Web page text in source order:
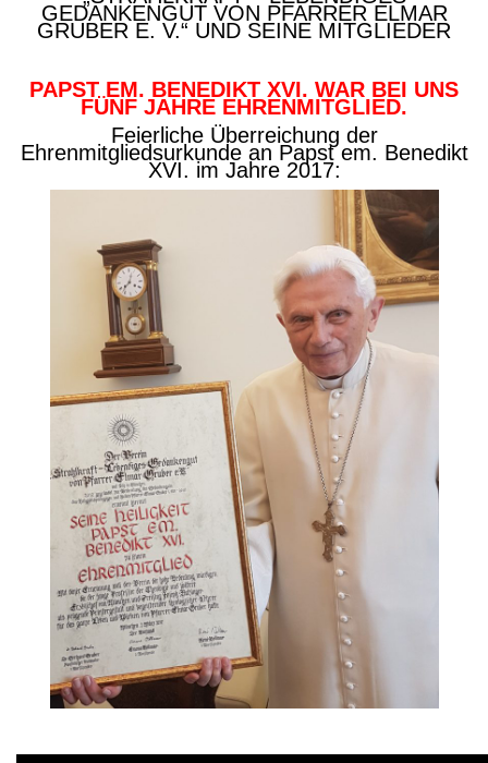
GEDANKENGUT VON PFARRER ELMAR
GRUBER E. V.“ UND SEINE MITGLIEDER
PAPST EM. BENEDIKT XVI. WAR BEI UNS
FÜNF JAHRE EHRENMITGLIED.
Feierliche Überreichung der
Ehrenmitgliedsurkunde an Papst em. Benedikt
XVI. im Jahre 2017: